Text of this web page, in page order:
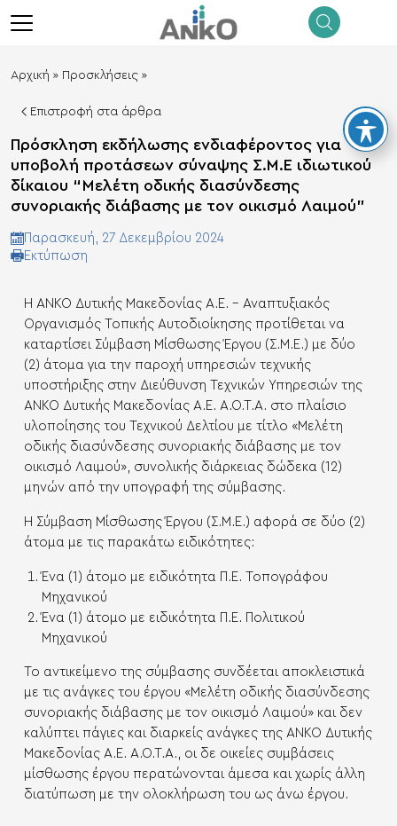
Αρχική » Προσκλήσεις »
Επιστροφή στα άρθρα
Πρόσκληση εκδήλωσης ενδιαφέροντος για
υποβολή προτάσεων σύναψης Σ.Μ.Ε ιδιωτικού
δίκαιου “Μελέτη οδικής διασύνδεσης
συνοριακής διάβασης με τον οικισμό Λαιμού”
Παρασκευή, 27 Δεκεμβρίου 2024
Eκτύπωση
Η ΑΝΚΟ Δυτικής Μακεδονίας Α.Ε. – Αναπτυξιακός
Οργανισμός Τοπικής Αυτοδιοίκησης προτίθεται να
καταρτίσει Σύμβαση Μίσθωσης Έργου (Σ.Μ.Ε.) με δύο
(2) άτομα για την παροχή υπηρεσιών τεχνικής
υποστήριξης στην Διεύθυνση Τεχνικών Υπηρεσιών της
ΑΝΚΟ Δυτικής Μακεδονίας Α.Ε. Α.Ο.Τ.Α. στο πλαίσιο
υλοποίησης του Τεχνικού Δελτίου με τίτλο «Μελέτη
οδικής διασύνδεσης συνοριακής διάβασης με τον
οικισμό Λαιμού», συνολικής διάρκειας δώδεκα (12)
μηνών από την υπογραφή της σύμβασης.
Η Σύμβαση Μίσθωσης Έργου (Σ.Μ.Ε.) αφορά σε δύο (2)
άτομα με τις παρακάτω ειδικότητες:
Ένα (1) άτομο με ειδικότητα Π.Ε. Τοπογράφου
Μηχανικού
Ένα (1) άτομο με ειδικότητα Π.Ε. Πολιτικού
Μηχανικού
Το αντικείμενο της σύμβασης συνδέεται αποκλειστικά
με τις ανάγκες του έργου «Μελέτη οδικής διασύνδεσης
συνοριακής διάβασης με τον οικισμό Λαιμού» και δεν
καλύπτει πάγιες και διαρκείς ανάγκες της ΑΝΚΟ Δυτικής
Μακεδονίας Α.Ε. Α.Ο.Τ.Α., οι δε οικείες συμβάσεις
μίσθωσης έργου περατώνονται άμεσα και χωρίς άλλη
διατύπωση με την ολοκλήρωση του ως άνω έργου.